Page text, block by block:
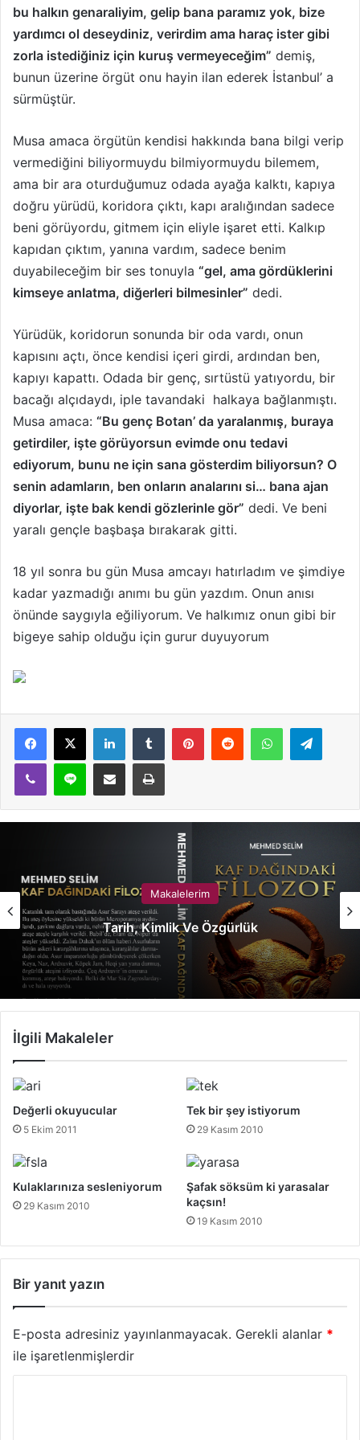
bu halkın genaraliyim, gelip bana paramız yok, bize
yardımcı ol deseydiniz, verirdim ama haraç ister gibi
zorla istediğiniz için kuruş vermeyeceğim” demiş,
bunun üzerine örgüt onu hayin ilan ederek İstanbul’ a
sürmüştür.
Musa amaca örgütün kendisi hakkında bana bilgi verip
vermediğini biliyormuydu bilmiyormuydu bilemem,
ama bir ara oturduğumuz odada ayağa kalktı, kapıya
doğru yürüdü, koridora çıktı, kapı aralığından sadece
beni görüyordu, gitmem için eliyle işaret etti. Kalkıp
kapıdan çıktım, yanına vardım, sadece benim
duyabileceğim bir ses tonuyla “gel, ama gördüklerini
kimseye anlatma, diğerleri bilmesinler” dedi.
Yürüdük, koridorun sonunda bir oda vardı, onun
kapısını açtı, önce kendisi içeri girdi, ardından ben,
kapıyı kapattı. Odada bir genç, sırtüstü yatıyordu, bir
bacağı alçıdaydı, iple tavandaki halkaya bağlanmıştı.
Musa amaca: “Bu genç Botan’ da yaralanmış, buraya
getirdiler, işte görüyorsun evimde onu tedavi
ediyorum, bunu ne için sana gösterdim biliyorsun? O
senin adamların, ben onların analarını si… bana ajan
diyorlar, işte bak kendi gözlerinle gör” dedi. Ve beni
yaralı gençle başbaşa bırakarak gitti.
18 yıl sonra bu gün Musa amcayı hatırladım ve şimdiye
kadar yazmadığı anımı bu gün yazdım. Onun anısı
önünde saygıyla eğiliyorum. Ve halkımız onun gibi bir
bigeye sahip olduğu için gurur duyuyorum
WhatsApp
Makalelerim
Tarih, Kimlik Ve Özgürlük
İlgili Makaleler
Değerli okuyucular
5 Ekim 2011
Tek bir şey istiyorum
29 Kasım 2010
Kulaklarınıza sesleniyorum
29 Kasım 2010
Şafak söksüm ki yarasalar
kaçsın!
19 Kasım 2010
Bir yanıt yazın
E-posta adresiniz yayınlanmayacak. Gerekli alanlar *
ile işaretlenmişlerdir